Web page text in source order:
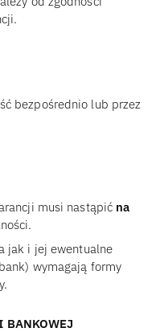
bezpośrednio lub przez
musi nastąpić na
jak i jej ewentualne
wymagają formy
BANKOWEJ